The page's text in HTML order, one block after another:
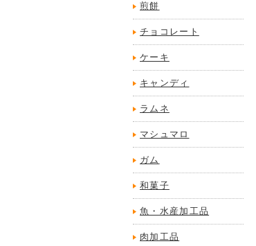
煎餅
チョコレート
ケーキ
キャンディ
ラムネ
マシュマロ
ガム
和菓子
魚・水産加工品
肉加工品